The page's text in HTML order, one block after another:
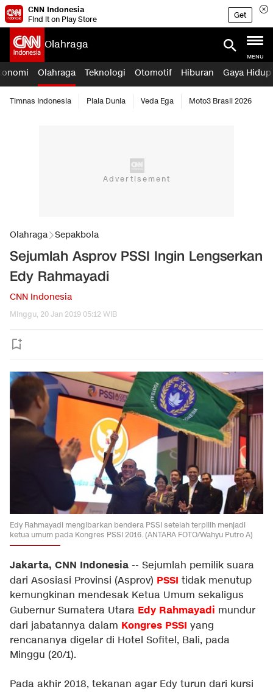
CNN Indonesia
Find it on Play Store
Get
Olahraga
MENU
Olahraga Teknologi Otomotif Hiburan Gaya Hidup
Timnas Indonesia Piala Dunia Veda Ega Moto3 Brasil 2026
Olahraga Sepakbola
Sejumlah Asprov PSSI Ingin Lengserkan
Edy Rahmayadi
CNN Indonesia
Minggu, 20 Jan 2019 05:12 WIB
Edy Rahmayadi mengibarkan bendera PSSI setelah terpilih menjadi
ketua umum pada Kongres PSSI 2016. (ANTARA FOTO/Wahyu Putro A)
Jakarta, CNN Indonesia -- Sejumlah pemilik suara
dari Asosiasi Provinsi (Asprov) PSSI tidak menutup
kemungkinan mendesak Ketua Umum sekaligus
Gubernur Sumatera Utara Edy Rahmayadi mundur
dari jabatannya dalam Kongres PSSI yang
rencananya digelar di Hotel Sofitel, Bali, pada
Minggu (20/1).
Pada akhir 2018, tekanan agar Edy turun dari kursi